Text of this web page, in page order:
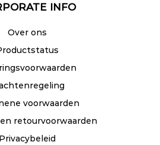
INFO
Over ons
voorwaarden
retourvoorwaarden
Privacybeleid